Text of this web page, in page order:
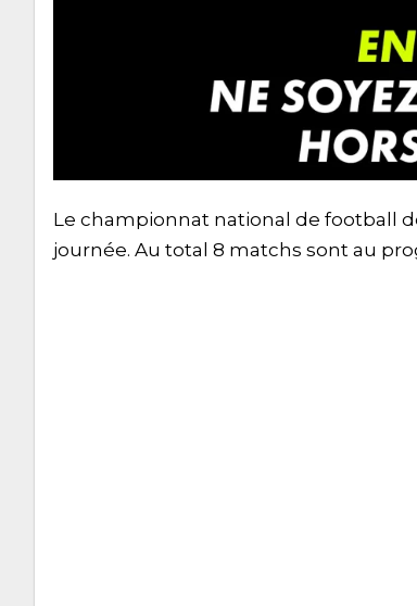
Le championnat national de football
journée. Au total 8 matchs sont au